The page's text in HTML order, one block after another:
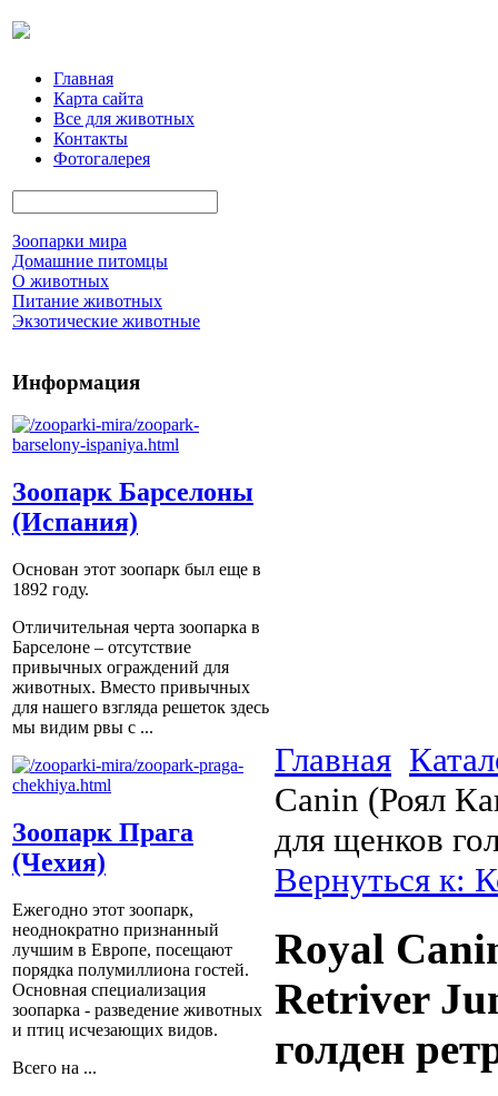
Главная
Карта сайта
Все для животных
Контакты
Фотогалерея
Зоопарки мира
Домашние питомцы
О животных
Питание животных
Экзотические животные
Информация
Зоопарк Барселоны
(Испания)
Основан этот зоопарк был еще в
1892 году.
Отличительная черта зоопарка в
Барселоне – отсутствие
привычных ограждений для
животных. Вместо привычных
для нашего взгляда решеток здесь
мы видим рвы с ...
Зоопарк Прага
(Чехия)
Ежегодно этот зоопарк,
неоднократно признанный
лучшим в Европе, посещают
порядка полумиллиона гостей.
Основная специализация
зоопарка - разведение животных
и птиц исчезающих видов.
Всего на ...
Главная
Canin (Роял
для щенков
Вернуться к:
Royal
Retriver
голден